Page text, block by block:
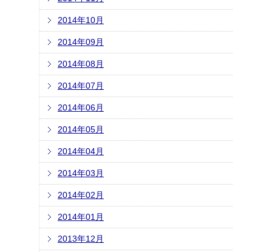
2014年10月
2014年09月
2014年08月
2014年07月
2014年06月
2014年05月
2014年04月
2014年03月
2014年02月
2014年01月
2013年12月